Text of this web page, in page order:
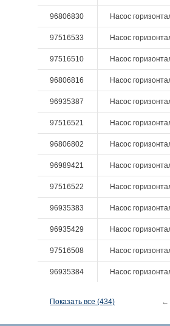
96806830 Насос
97516533 Насос
97516510 Насос
96806816 Насос
96935387 Насос
97516521 Насос
96806802 Насос
96989421 Насос
97516522 Насос
96935383 Насос
96935429 Насос
97516508 Насос
96935384 Насос
Показать все (434) ←